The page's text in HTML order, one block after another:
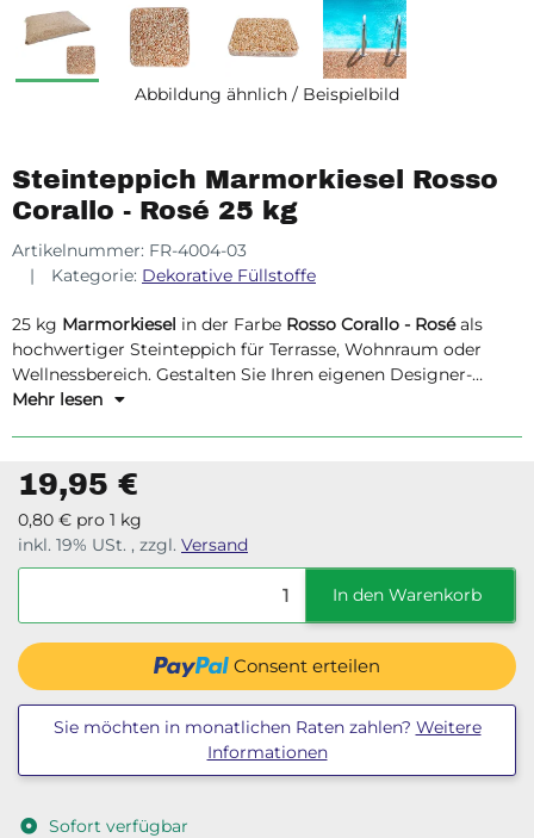
Abbildung ähnlich / Beispielbild
Steinteppich Marmorkiesel Rosso
Corallo - Rosé 25 kg
Artikelnummer: FR-4004-03
Kategorie: Dekorative Füllstoffe
25 kg Marmorkiesel in der Farbe Rosso Corallo - Roséals
hochwertiger Steinteppich für Terrasse, Wohnraum oder
Wellnessbereich. Gestalten Sie Ihren eigenen Designer-
Fußboden!
Mehr lesen
19,95 €
0,80 € pro 1 kg
inkl. 19% USt. , zzgl. Versand
In den Warenkorb
Consent erteilen
Sie möchten in monatlichen Raten zahlen? Weitere
Informationen
Sofort verfügbar